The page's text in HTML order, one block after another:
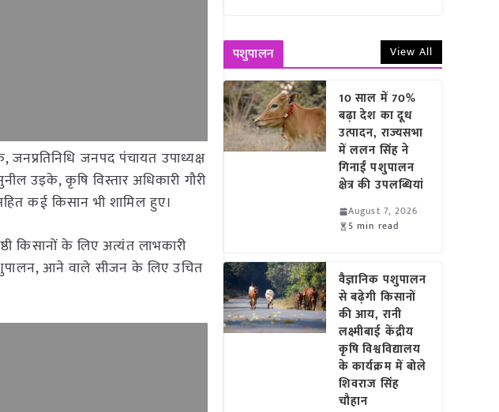
जनपद पंचायत उपाध्यक्ष
उइके, कृषि विस्तार अधिकारी गौरी
कई किसान भी शामिल हुए।
किसानों के लिए अत्यंत लाभकारी
आने वाले सीजन के लिए उचित
पशुपालन View All
10 साल में 70%
बढ़ा देश का दूध
उत्पादन, राज्यसभा
में ललन सिंह ने
गिनाईं पशुपालन
क्षेत्र की उपलब्धियां
August 7, 2026
5 min read
वैज्ञानिक पशुपालन
से बढ़ेगी किसानों
की आय, रानी
लक्ष्मीबाई केंद्रीय
कृषि विश्वविद्यालय
के कार्यक्रम में बोले
शिवराज सिंह
चौहान